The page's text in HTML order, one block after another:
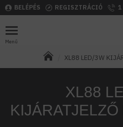
BELÉPÉS REGISZTRÁCIÓ 1
XL88 LED/3W
XL88